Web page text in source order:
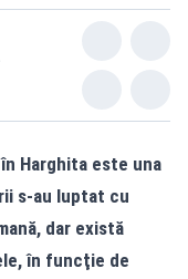
Harghita este una
s-au luptat cu
dar există
în funcţie de